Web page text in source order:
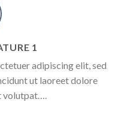
1
adipiscing elit, sed
ut laoreet dolore
volutpat….